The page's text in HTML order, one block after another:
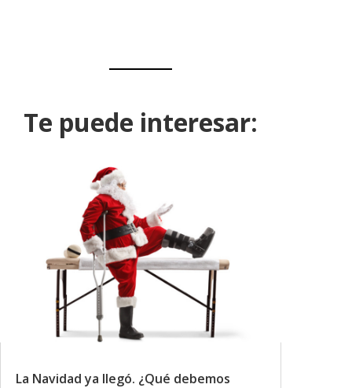
Te puede interesar:
La Navidad ya llegó. ¿Qué debemos